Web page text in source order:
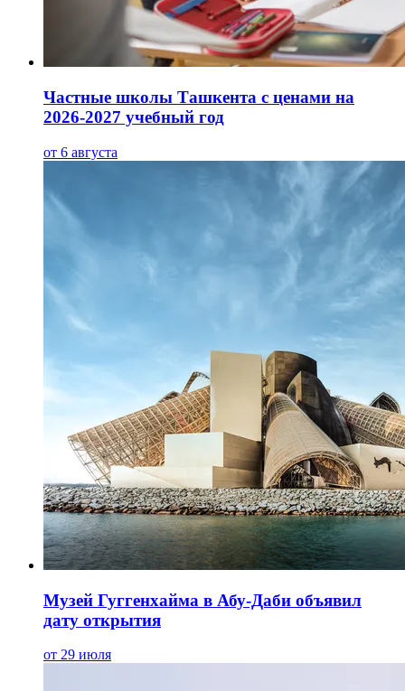
Частные школы Ташкента с ценами на
2026-2027 учебный год
от 6 августа
Музей Гуггенхайма в Абу-Даби объявил
дату открытия
от 29 июля